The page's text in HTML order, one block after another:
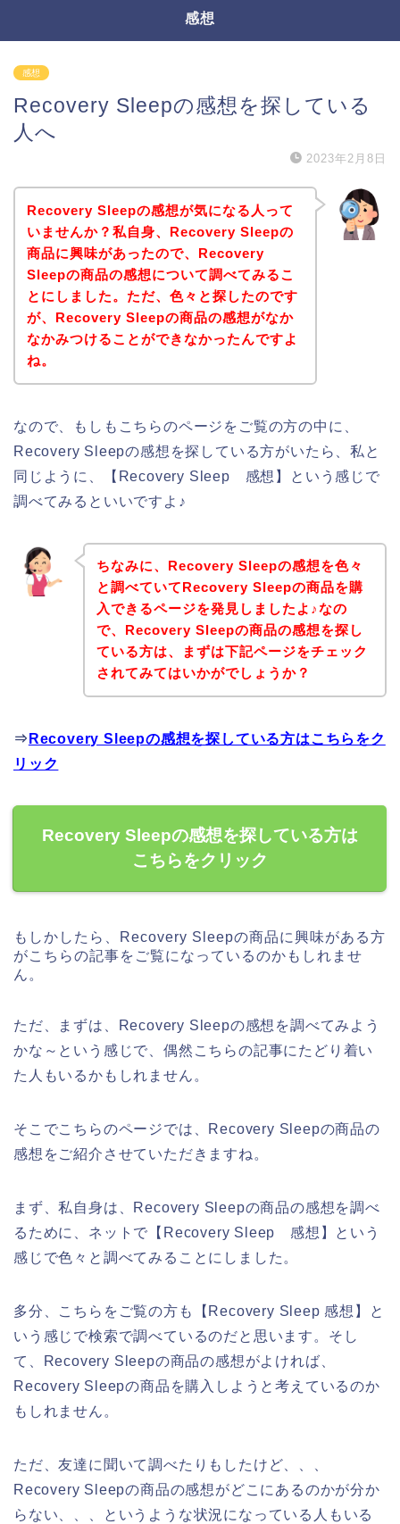
感想
感想
Recovery Sleepの感想を探している
人へ
2023年2月8日
Recovery Sleepの感想が気になる人って
いませんか？私自身、Recovery Sleepの
商品に興味があったので、Recovery
Sleepの商品の感想について調べてみるこ
とにしました。ただ、色々と探したのです
が、Recovery Sleepの商品の感想がなか
なかみつけることができなかったんですよ
ね。
なので、もしもこちらのページをご覧の方の中に、
Recovery Sleepの感想を探している方がいたら、私と
同じように、【Recovery Sleep 感想】という感じで
調べてみるといいですよ♪
ちなみに、Recovery Sleepの感想を色々
と調べていてRecovery Sleepの商品を購
入できるページを発見しましたよ♪なの
で、Recovery Sleepの商品の感想を探し
ている方は、まずは下記ページをチェック
されてみてはいかがでしょうか？
⇒ Recovery Sleepの感想を探している方はこちらをク
リック
Recovery Sleepの感想を探している方は
こちらをクリック
もしかしたら、Recovery Sleepの商品に興味がある方
がこちらの記事をご覧になっているのかもしれませ
ん。
ただ、まずは、Recovery Sleepの感想を調べてみよう
かな～という感じで、偶然こちらの記事にたどり着い
た人もいるかもしれません。
そこでこちらのページでは、Recovery Sleepの商品の
感想をご紹介させていただきますね。
まず、私自身は、Recovery Sleepの商品の感想を調べ
るために、ネットで【Recovery Sleep 感想】という
感じで色々と調べてみることにしました。
多分、こちらをご覧の方も【Recovery Sleep 感想】と
いう感じで検索で調べているのだと思います。そし
て、Recovery Sleepの商品の感想がよければ、
Recovery Sleepの商品を購入しようと考えているのか
もしれません。
ただ、友達に聞いて調べたりもしたけど、、、
Recovery Sleepの商品の感想がどこにあるのかが分か
らない、、、というような状況になっている人もいる